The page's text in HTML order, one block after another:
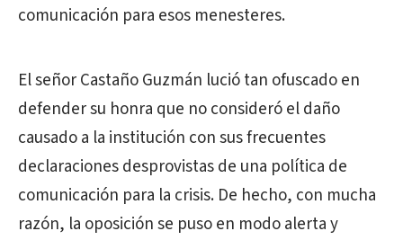
comunicación para esos menesteres.
El señor Castaño Guzmán lució tan ofuscado en
defender su honra que no consideró el daño
causado a la institución con sus frecuentes
declaraciones desprovistas de una política de
comunicación para la crisis. De hecho, con mucha
razón, la oposición se puso en modo alerta y